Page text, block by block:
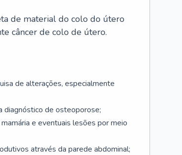
de material do colo do útero
câncer de colo de útero.
de alterações, especialmente
diagnóstico de osteoporose;
e eventuais lesões por meio
através da parede abdominal;